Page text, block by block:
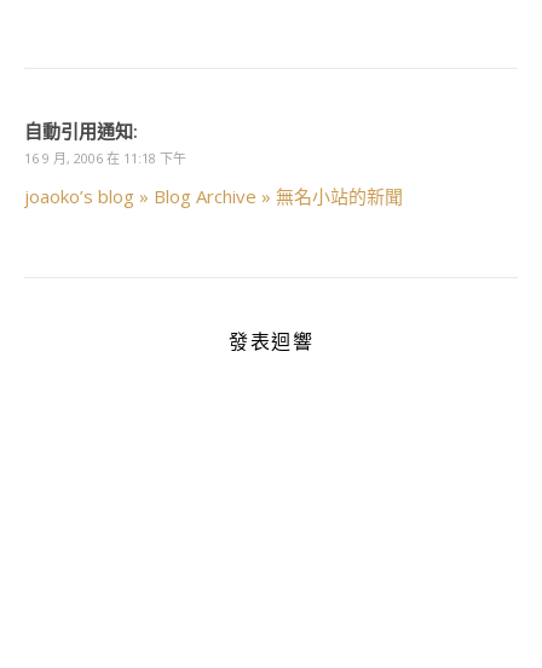
自動引用通知:
16 9 月, 2006 在 11:18 下午
joaoko’s blog » Blog Archive » 無名小站的新聞
發表迴響